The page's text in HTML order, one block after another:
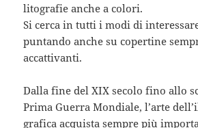
litografie anche a colori.
Si cerca in tutti i modi di
puntando anche su copertine
accattivanti.
Dalla fine del XIX secolo fino allo
Prima Guerra Mondiale, l’arte
grafica acquista sempre più